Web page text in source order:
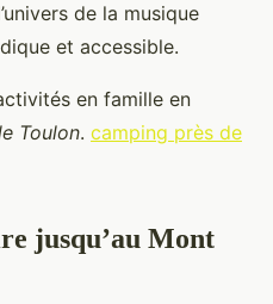
de la musique
et accessible.
en famille en
Toulon. camping près de
jusqu’au Mont